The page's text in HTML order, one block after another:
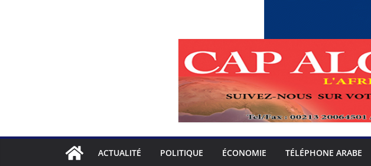
ACTUALITÉ POLITIQUE ÉCONOMIE TÉLÉPHONE ARABE